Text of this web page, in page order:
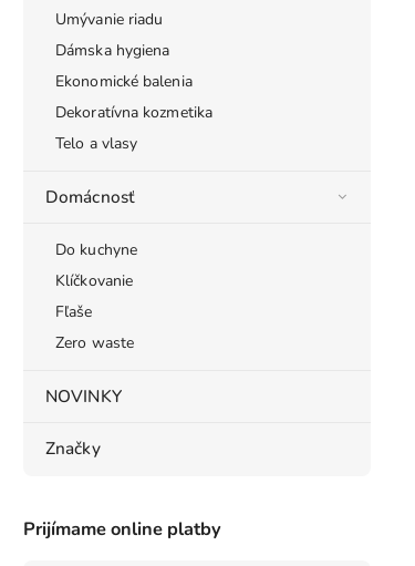
Umývanie riadu
Dámska hygiena
Ekonomické balenia
Dekoratívna kozmetika
Telo a vlasy
Domácnosť
Do kuchyne
Klíčkovanie
Fľaše
Zero waste
NOVINKY
Značky
Prijímame online platby